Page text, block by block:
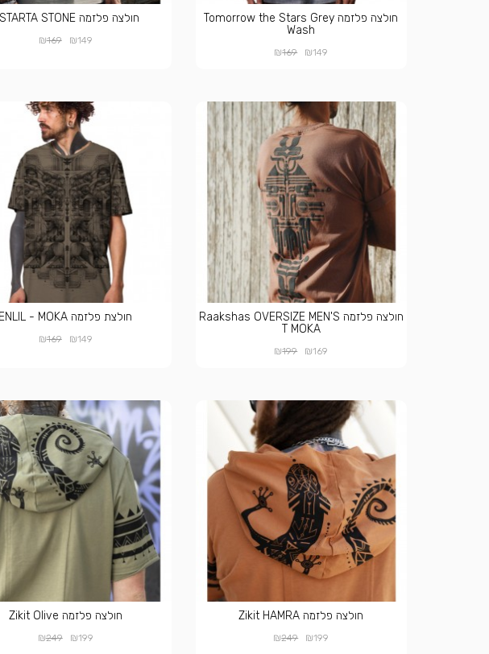
חולצה פלזמה Tomorrow the Stars Grey
Wash
₪149
₪169
חולצה פלזמה ASTARTA STONE
₪149
₪169
חולצה פלזמה Raakshas OVERSIZE MEN'S
T MOKA
₪169
₪199
חולצת פלזמה ENLIL - MOKA
₪149
₪169
חולצה פלזמה Zikit HAMRA
₪199
₪249
חולצה פלזמה Zikit Olive
₪199
₪249